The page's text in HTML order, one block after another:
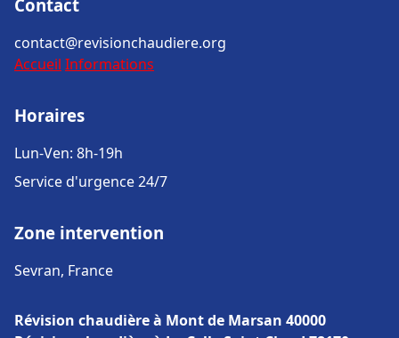
Contact
contact@revisionchaudiere.org
Accueil Informations
Horaires
Lun-Ven: 8h-19h
Service d'urgence 24/7
Zone intervention
Sevran, France
Révision chaudière à Mont de Marsan 40000